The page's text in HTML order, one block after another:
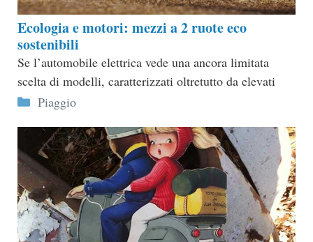
Ecologia e motori: mezzi a 2 ruote eco
sostenibili
Se l’automobile elettrica vede una ancora limitata
scelta di modelli, caratterizzati oltretutto da elevati
Categorie
Piaggio